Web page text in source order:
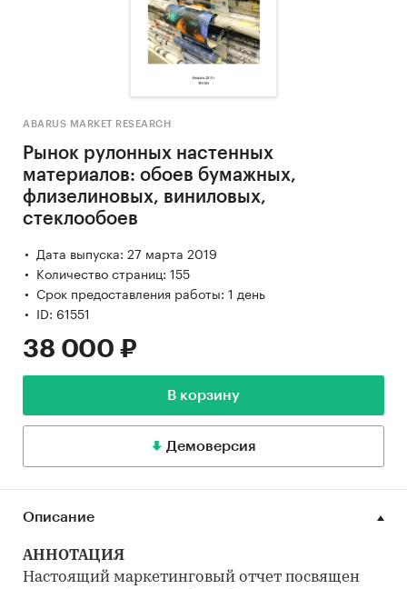
ABARUS MARKET RESEARCH
Рынок рулонных настенных
материалов: обоев бумажных,
флизелиновых, виниловых,
стеклообоев
Дата выпуска: 27 марта 2019
Количество страниц: 155
Срок предоставления работы: 1 день
ID: 61551
38 000 ₽
В корзину
Демоверсия
Описание
АННОТАЦИЯ
Настоящий маркетинговый отчет посвящен